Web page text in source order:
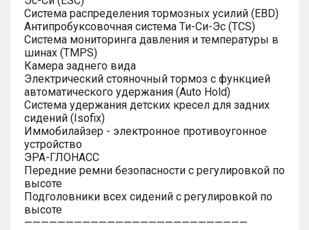
Система распределения тормозных усилий (EBD)
Антипробуксовочная система Ти-Си-Эс (TCS)
Система мониторинга давления и температуры в
шинах (TMPS)
Камера заднего вида
Электрический стояночный тормоз с функцией
автоматического удержания (Auto Hold)
Система удержания детских кресел для задних
сидений (Isofix)
Иммобилайзер - электронное противоугонное
устройство
ЭРА-ГЛОНАСС
Передние ремни безопасности с регулировкой по
высоте
Подголовники всех сидений с регулировкой по
высоте
———————————————————————————